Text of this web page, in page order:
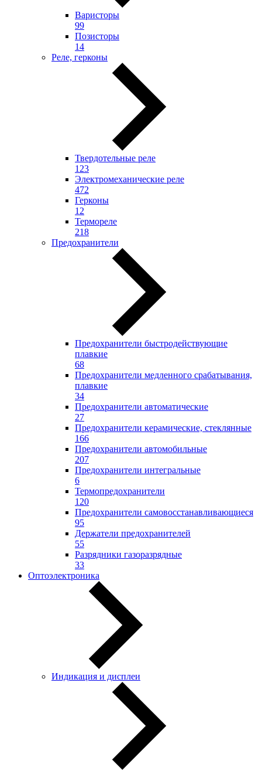
Варисторы
99
Позисторы
14
Реле, герконы
Твердотельные реле
123
Электромеханические реле
472
Герконы
12
Термореле
218
Предохранители
Предохранители быстродействующие
плавкие
68
Предохранители медленного срабатывания,
плавкие
34
Предохранители автоматические
27
Предохранители керамические, стеклянные
166
Предохранители автомобильные
207
Предохранители интегральные
6
Термопредохранители
120
Предохранители самовосстанавливающиеся
95
Держатели предохранителей
55
Разрядники газоразрядные
33
Оптоэлектроника
Индикация и дисплеи